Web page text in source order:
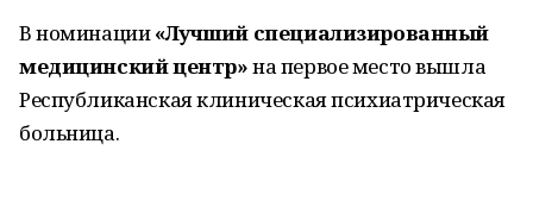
В номинации«Лучший специализированный
медицинский центр»на первое место вышла
Республиканская клиническая психиатрическая
больница.